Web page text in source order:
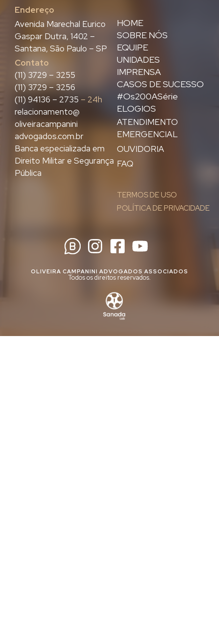
Endereço
HOME
SOBRE NÓS
EQUIPE
UNIDADES
IMPRENSA
CASOS DE SUCESSO
#Os200ASérie
ELOGIOS
ATENDIMENTO
EMERGENCIAL
OUVIDORIA
FAQ
TERMOS DE USO
POLÍTICA DE PRIVACIDADE
Avenida Marechal Eurico
Gaspar Dutra, 1402 –
Santana, São Paulo – SP
Contato
(11) 3729 – 3255
(11) 3729 – 3256
(11) 94136 – 2735 – 24h
relacionamento@
oliveiracampanini
advogados.com.br
Banca especializada em
Direito Militar e Segurança
Pública
OLIVEIRA CAMPANINI ADVOGADOS ASSOCIADOS
Todos os direitos reservados.